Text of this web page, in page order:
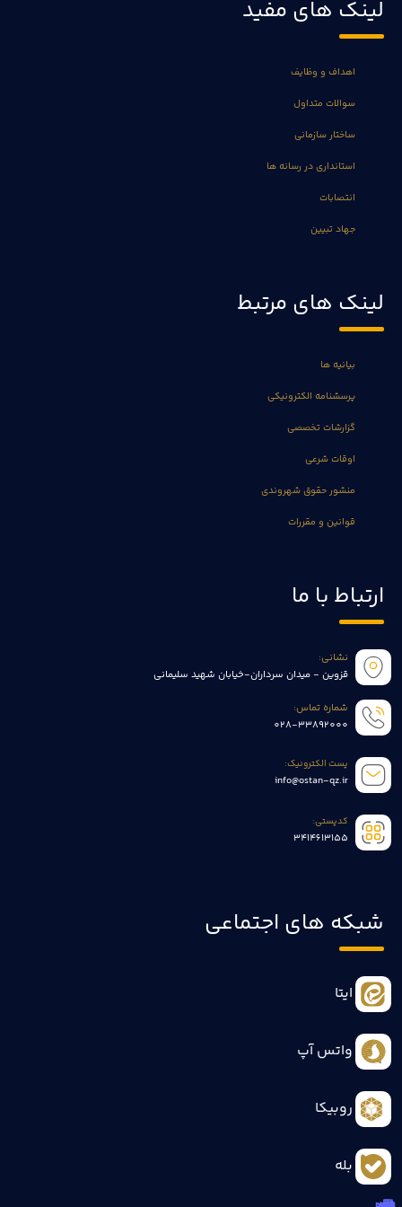
لینک های مفید
اهداف و وظایف
سوالات متداول
ساختار سازمانی
استانداری در رسانه ها
انتصابات
جهاد تبیین
لینک های مرتبط
بیانیه ها
پرسشنامه الکترونیکی
گزارشات تخصصی
اوقات شرعی
منشور حقوق شهروندی
قوانین و مقررات
ارتباط با ما
نشانی:
قزوین - میدان سرداران-خیابان شهید سلیمانی
شماره تماس:
028-33892000
پست الکترونیک:
info@ostan-qz.ir
کدپستی:
3414613155
شبکه های اجتماعی
ایتا
واتس آپ
روبیکا
بله